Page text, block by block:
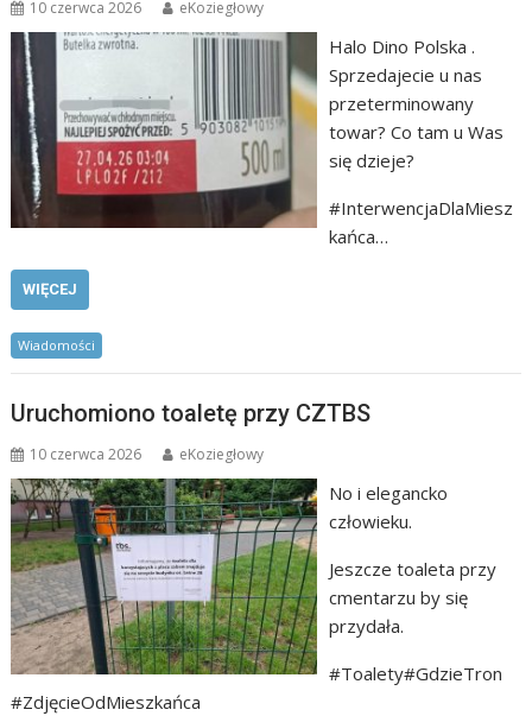
10 czerwca 2026 eKoziegłowy
Halo Dino Polska .
Sprzedajecie u nas
przeterminowany
towar? Co tam u Was
się dzieje?
#InterwencjaDlaMiesz
kańca…
WIĘCEJ
Wiadomości
Uruchomiono toaletę przy CZTBS
10 czerwca 2026 eKoziegłowy
No i elegancko
człowieku.
Jeszcze toaleta przy
cmentarzu by się
przydała.
#Toalety#GdzieTron
#ZdjęcieOdMieszkańca